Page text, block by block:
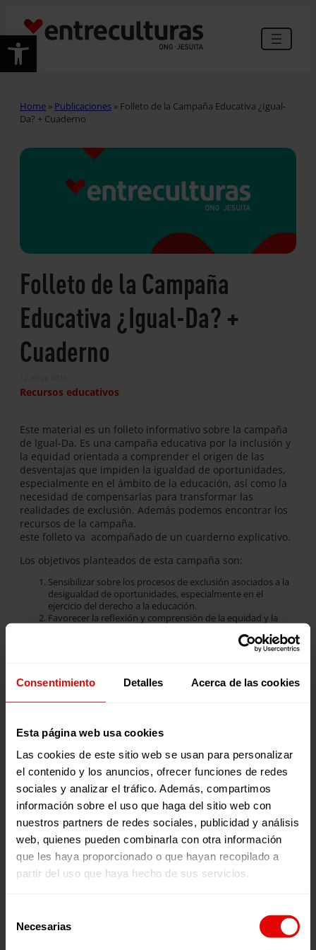
Consentimiento Detalles Acerca de las cookies
Esta página web usa cookies
Las cookies de este sitio web se usan para personalizar
el contenido y los anuncios, ofrecer funciones de redes
sociales y analizar el tráfico. Además, compartimos
información sobre el uso que haga del sitio web con
nuestros partners de redes sociales, publicidad y análisis
web, quienes pueden combinarla con otra información
que les haya proporcionado o que hayan recopilado a
partir del uso que haya hecho de sus servicios.
Necesarias
Abrir barra de herramientas
Home » Publicaciones » Folleto de la Campaña Educativa ¿Igual-
Da? + Cuaderno
Folleto de la Campaña
Educativa ¿Igual-Da? +
Cuaderno
Recursos educativos
Este material es un folleto informativo sobre la campaña
de Igual-Da. Es una campaña educativa por la inclusión y
la equidad orientada a comprender el origen de las
desventajas que impiden la igualdad de oportunidades,
especialmente en el ámbito de la educación, así como la
necesidad de compensarlas para transformar las
realidades de exclusión. Además podemos encontrar los
recursos de la campaña.
este folleto va acompañado de un cuarderno explicativo.
Los objetivos planteados de esta campaña son:
Sensibilizar sobre los procesos de exclusión asociados a la
desigualdad de oportunidades, especialmente en el
ejercicio del derecho a la educación.
Favorecer la reflexión y comprensión de la equidad y la
políticas encaminadas a la igualdad de oportunidades,
activa a nivel local y global en la transformación de
procesos de exclusión, conectando con otras iniciativas
sociales con este mismo fin.
Publicaciones relacionadas:
INFORME ANUAL
REVISTA TRIMESTRAL